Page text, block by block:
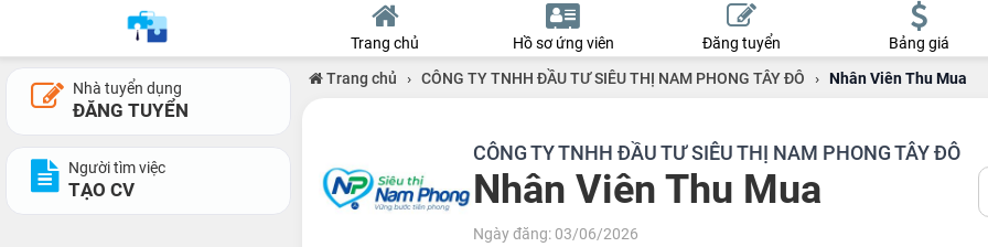
Trang chủ Hồ sơ ứng viên Đăng tuyển Bảng giá
Nhà tuyển dụng
ĐĂNG TUYỂN
Người tìm việc
TẠO CV
Trang chủ › CÔNG TY TNHH ĐẦU TƯ SIÊU THỊ NAM PHONG TÂY ĐÔ › Nhân Viên Thu Mua
CÔNG TY TNHH ĐẦU TƯ SIÊU THỊ NAM PHONG TÂY ĐÔ
Nhân Viên Thu Mua
Ngày đăng: 03/06/2026